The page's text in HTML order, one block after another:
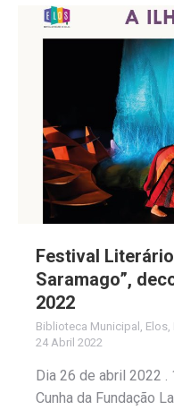
Festival
Saramago”,
2022
Biblioteca Municipal , Elos,
24 Abril 2022
Dia 26 de abril 2022
Cunha da Fundação